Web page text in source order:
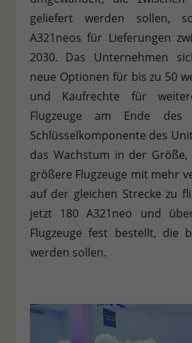
geliefert werden sollen,
A321neos für Lieferungen
2030. Das Unternehmen
neue Optionen für bis zu 50
und Kaufrechte für
Flugzeuge am Ende des
Schlüsselkomponente des
das Wachstum in der
größere Flugzeuge mit mehr
auf der gleichen Strecke zu
jetzt 180 A321neo und
Flugzeuge fest bestellt, die
werden sollen.
Statistiken (1)
Statistik Cookies erfassen Informationen
helfen uns zu verstehen, wie unsere
Cookie-Informationen
Externe Medien (7)
Inhalte von Videoplattformen und Social-
standardmäßig blockiert. Wenn Cookies von
werden, bedarf der Zugriff auf diese Inhalte
Einwilligung mehr.
Cookie-Informationen